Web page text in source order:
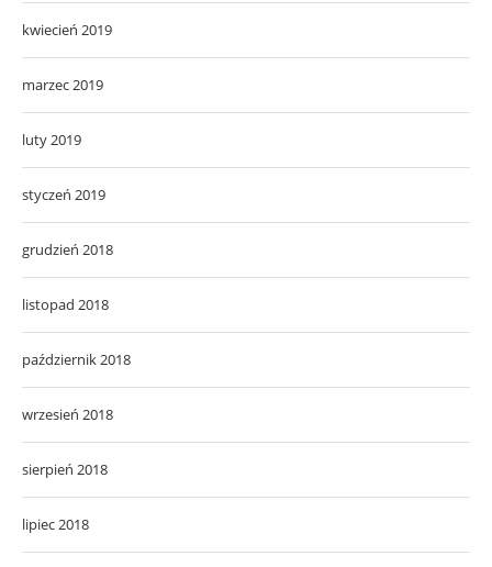
kwiecień 2019
marzec 2019
luty 2019
styczeń 2019
grudzień 2018
listopad 2018
październik 2018
wrzesień 2018
sierpień 2018
lipiec 2018